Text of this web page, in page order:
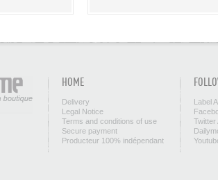
HOME
Delivery
Legal Notice
Terms and conditions of use
Secure payment
Producteur 100% indépendant
Label
Twitter